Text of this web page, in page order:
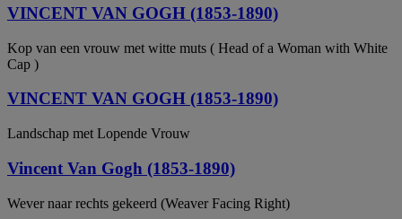
VINCENT VAN GOGH (1853-1890)
Kop van een vrouw met witte muts ( Head of a Woman with White
Cap )
VINCENT VAN GOGH (1853-1890)
Landschap met Lopende Vrouw
Vincent Van Gogh (1853-1890)
Wever naar rechts gekeerd (Weaver Facing Right)